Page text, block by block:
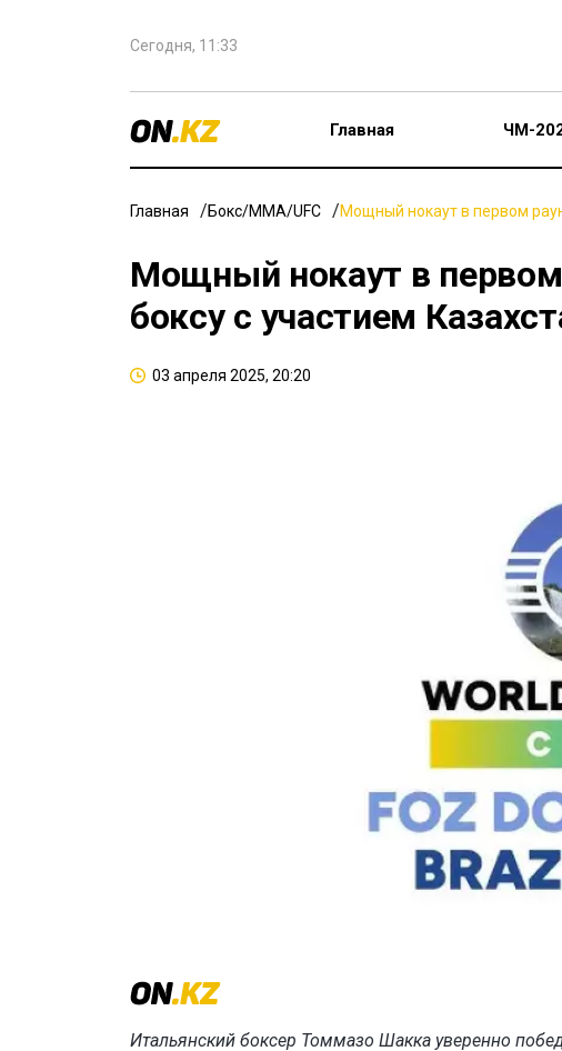
Сегодня, 11:33
Главная ЧМ-
Главная Бокс/ММА/UFC Мощный нокаут в первом
Мощный нокаут в
боксу с участием
03 апреля 2025, 20:20
Итальянский боксер Томмазо Шакка уверенно